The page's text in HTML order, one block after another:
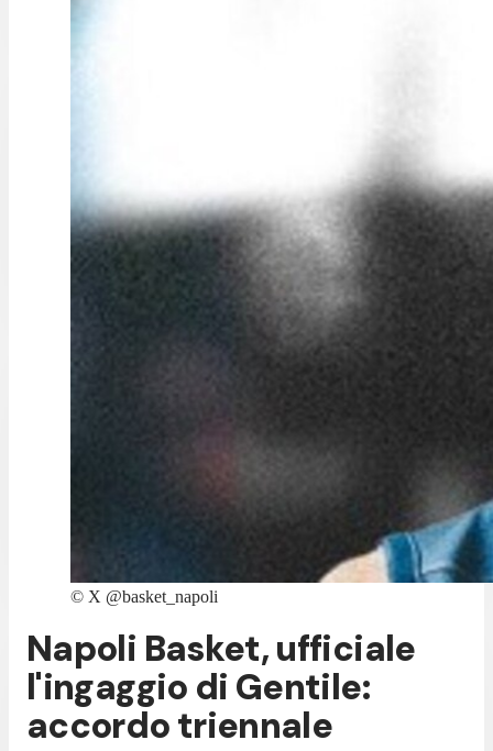
© X @basket_napoli
Napoli Basket, ufficiale
l'ingaggio di Gentile:
accordo triennale